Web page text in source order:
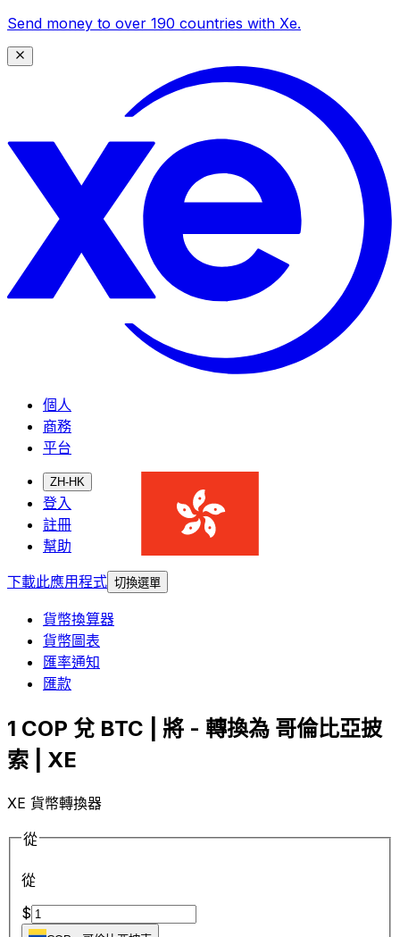
Send money to over 190 countries with Xe.
個人
商務
平台
ZH-HK
登入
註冊
幫助
下載此應用程式 切換選單
貨幣換算器
貨幣圖表
匯率通知
匯款
1 COP 兌 BTC | 將 - 轉換為 哥倫比亞披
索 | XE
XE 貨幣轉換器
從
從
$